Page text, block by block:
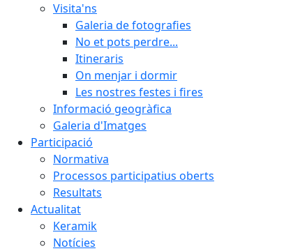
Visita'ns
Galeria de fotografies
No et pots perdre...
Itineraris
On menjar i dormir
Les nostres festes i fires
Informació geogràfica
Galeria d'Imatges
Participació
Normativa
Processos participatius oberts
Resultats
Actualitat
Keramik
Notícies